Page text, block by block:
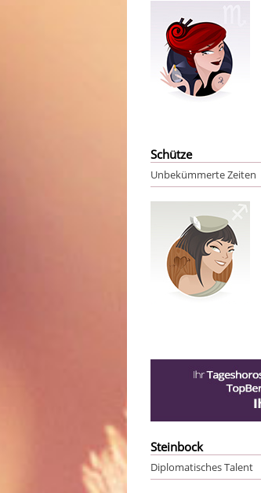
Schütze
Unbekümmerte Zeiten
Steinbock
Diplomatisches Talent